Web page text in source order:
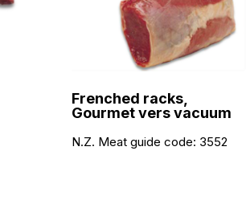
Frenched racks,
Gourmet vers vacuum
N.Z. Meat guide code: 3552